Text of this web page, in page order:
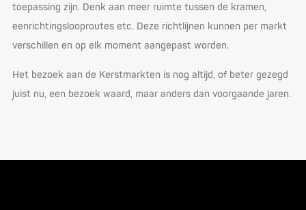
toepassing zijn. Denk aan meer ruimte tussen de kramen,
eenrichtingslooproutes etc. Deze richtlijnen kunnen per markt
verschillen en op elk moment aangepast worden.
Het bezoek aan de Kerstmarkten is nog altijd, of beter gezegd
juist nu, een bezoek waard, maar anders dan voorgaande jaren.